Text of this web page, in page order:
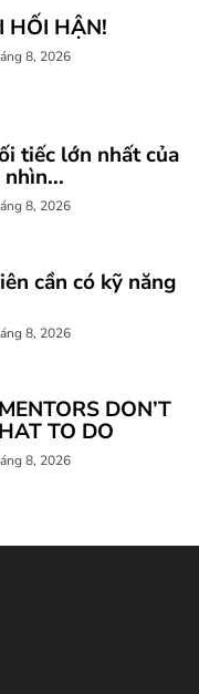
HỐI HẬN!
8, 2026
tiếc lớn nhất của
8, 2026
cần có kỹ năng
8, 2026
DON’T
TO DO
8, 2026